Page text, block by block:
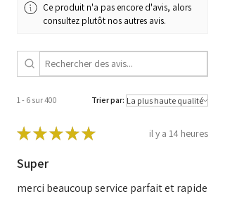
BC.0105974.B
Ce produit n'a pas encore d'avis, alors
consultez plutôt nos autres avis.
1 - 6 sur 400 Trier par:
★★★★★ il y a 14 heures
Super
merci beaucoup service parfait et rapide